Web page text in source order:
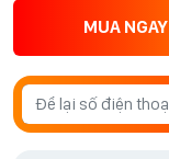
MUA NGAY